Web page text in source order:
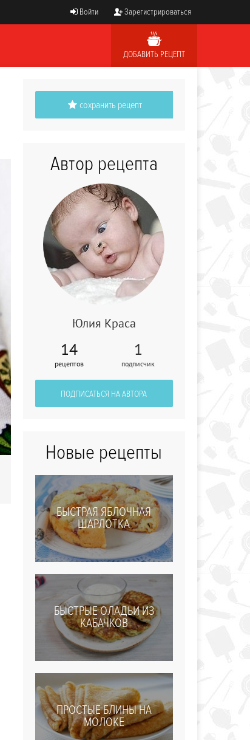
Войти Зарегистрироваться
ДОБАВИТЬ РЕЦЕПТ
Домашние
пельмени
сохранить рецепт
Автор рецепта
Юлия Краса
14
рецептов
1
подписчик
ПОДПИСАТЬСЯ НА АВТОРА
Новые рецепты
БЫСТРАЯ ЯБЛОЧНАЯ
ШАРЛОТКА
БЫСТРЫЕ ОЛАДЬИ ИЗ
КАБАЧКОВ
ПРОСТЫЕ БЛИНЫ НА
МОЛОКЕ